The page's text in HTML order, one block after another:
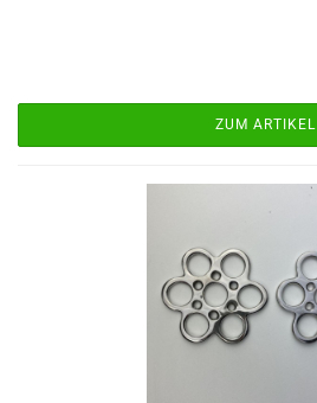
ZUM ARTIKEL